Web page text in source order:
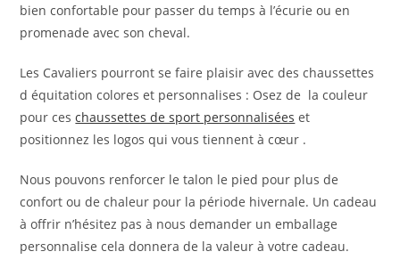
bien confortable pour passer du temps à l’écurie ou en
promenade avec son cheval.
Les Cavaliers pourront se faire plaisir avec des chaussettes
d équitation colores et personnalises : Osez de la couleur
pour ceschaussettes de sport personnalisées et
positionnez les logos qui vous tiennent à cœur .
Nous pouvons renforcer le talon le pied pour plus de
confort ou de chaleur pour la période hivernale. Un cadeau
à offrir n’hésitez pas à nous demander un emballage
personnalise cela donnera de la valeur à votre cadeau.